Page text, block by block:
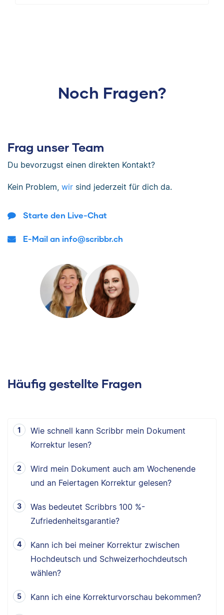
Noch Fragen?
Frag unser Team
Du bevorzugst einen direkten Kontakt?
Kein Problem, wir sind jederzeit für dich da.
Starte den Live-Chat
E-Mail an info@scribbr.ch
Häufig gestellte Fragen
Wie schnell kann Scribbr mein Dokument
Korrektur lesen?
Wird mein Dokument auch am Wochenende
und an Feiertagen Korrektur gelesen?
Was bedeutet Scribbrs 100 %-
Zufriedenheitsgarantie?
Kann ich bei meiner Korrektur zwischen
Hochdeutsch und Schweizerhochdeutsch
wählen?
Kann ich eine Korrekturvorschau bekommen?